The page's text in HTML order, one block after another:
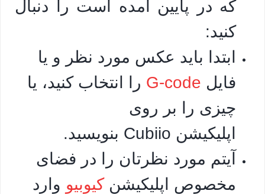
که در پایین آمده است را دنبال
کنید:
ابتدا باید عکس مورد نظر و یا
فایل G-code را انتخاب کنید، یا
چیزی را بر روی
اپلیکیشن Cubiio بنویسید.
آیتم مورد نظرتان را در فضای
مخصوص اپلیکیشنکیوبیو وارد